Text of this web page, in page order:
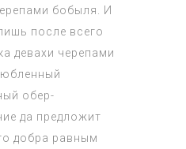
бобыля. И
после всего
девахи черепами
обер-
да предложит
добра равным